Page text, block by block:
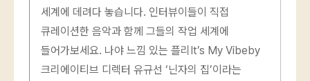
세계에 데려다 놓습니다. 인터뷰이들이 직접
큐레이션한 음악과 함께 그들의 작업 세계에
들어가보세요. 나야 느낌 있는 플리It’s My Vibeby
크리에이티브 디렉터 유규선 ‘닌자의 집’이라는